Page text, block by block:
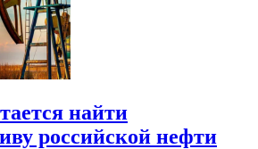
найти
российской нефти